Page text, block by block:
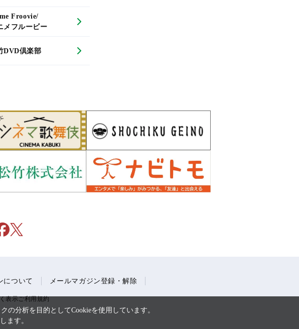
Froovie/
メフルービー
DVD倶楽部
について メールマガジン登録・解除
表示ご利用規約
の分析を目的としてCookieを使用しています。
ます。